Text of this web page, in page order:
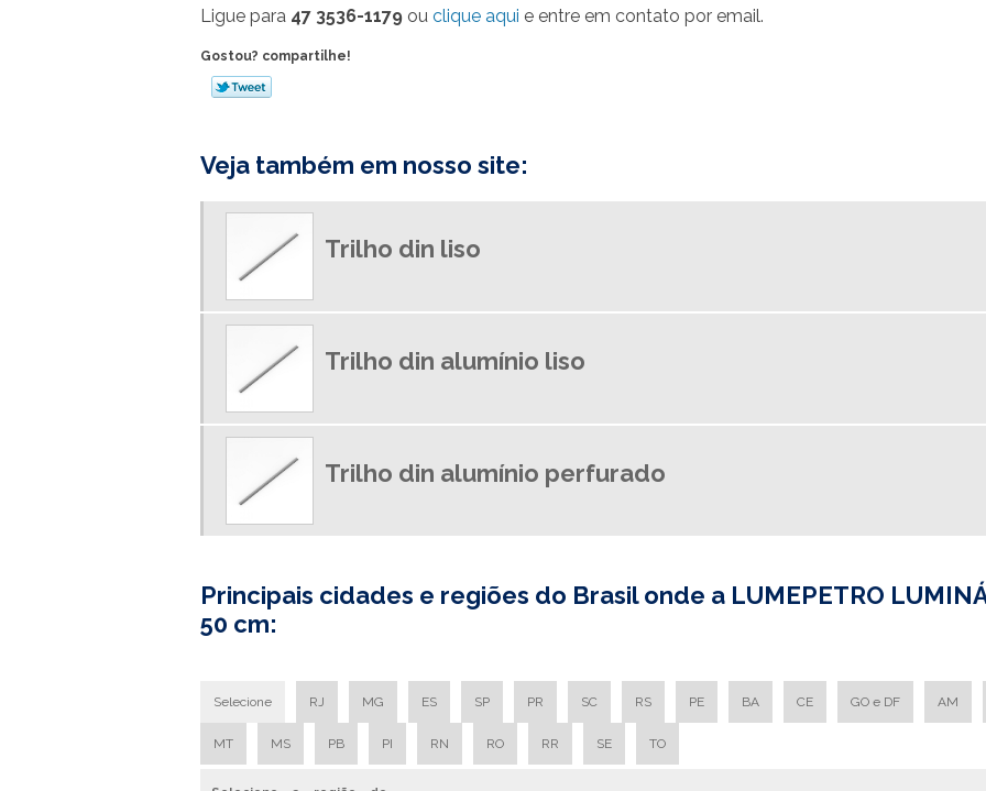
Ligue para 47 3536-1179 ou clique aqui e entre em contato por email.
Gostou? compartilhe!
Veja também em nosso site:
Trilho din liso
Trilho din alumínio liso
Trilho din alumínio perfurado
Principais cidades e regiões do Brasil onde a LUMEPETRO
50 cm:
Selecione RJ MG ES SP PR SC RS PE BA CE GO e DF AM
MT MS PB PI RN RO RR SE TO